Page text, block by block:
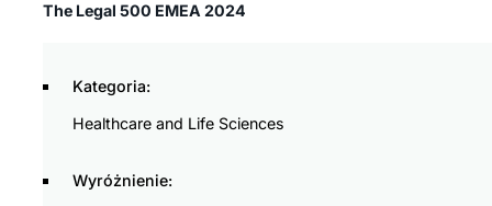
The Legal 500 EMEA 2024
Kategoria:
Healthcare and Life Sciences
Wyróżnienie: